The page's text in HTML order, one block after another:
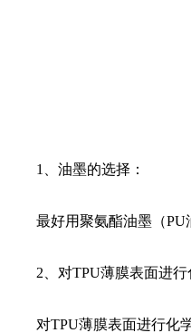
1、油墨的选择：
最好用聚氨酯油墨（PU
2、对TPU薄膜表面进行
对TPU薄膜表面进行化学